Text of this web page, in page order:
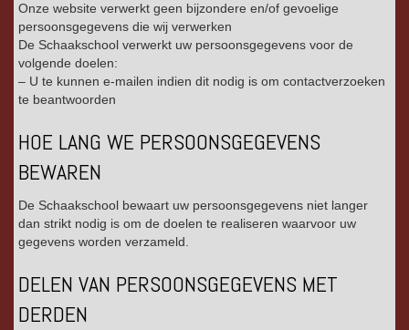
Onze website verwerkt geen bijzondere en/of gevoelige
persoonsgegevens die wij verwerken
De Schaakschool verwerkt uw persoonsgegevens voor de
volgende doelen:
– U te kunnen e-mailen indien dit nodig is om contactverzoeken
te beantwoorden
HOE LANG WE PERSOONSGEGEVENS
BEWAREN
De Schaakschool bewaart uw persoonsgegevens niet langer
dan strikt nodig is om de doelen te realiseren waarvoor uw
gegevens worden verzameld.
DELEN VAN PERSOONSGEGEVENS MET
DERDEN